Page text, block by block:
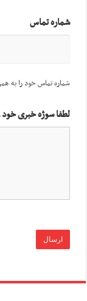
شماره تماس
شماره تماس خود را به
لطفا سوژه خبری خود